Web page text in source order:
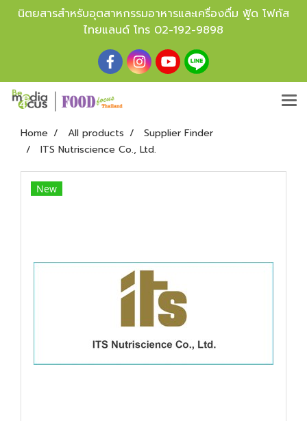
นิตยสารสำหรับอุตสาหกรรมอาหารและเครื่องดื่ม ฟู้ด โฟกัส
ไทยแลนด์ โทร 02-192-9898
Home All products
Supplier Finder
ITS Nutriscience Co., Ltd.
New